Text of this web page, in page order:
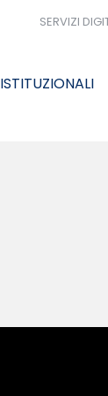
SERVIZI
ISTITUZIONALI